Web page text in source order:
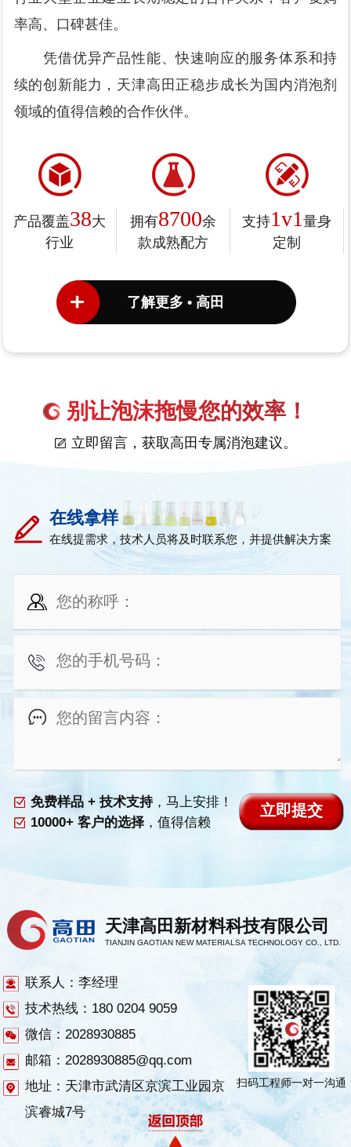
率高、口碑甚佳。
凭借优异产品性能、快速响应的服务体系和持
续的创新能力，天津高田正稳步成长为国内消泡剂
领域的值得信赖的合作伙伴。
产品覆盖38大
行业
拥有8700余
款成熟配方
支持1v1 量身
定制
了解更多 • 高田
别让泡沫拖慢您的效率！
立即留言，获取高田专属消泡建议。
在线拿样
在线提需求，技术人员将及时联系您，并提供解决方案
免费样品 + 技术支持，马上安排！
10000+ 客户的选择，值得信赖
天津高田新材料科技有限公司
TIANJIN GAOTIAN NEW MATERIALSA TECHNOLOGY CO., LTD.
联系人：李经理
技术热线：180 0204 9059
微信：2028930885
邮箱：2028930885@qq.com
地址：天津市武清区京滨工业园京
滨睿城7号
扫码工程师一对一沟通